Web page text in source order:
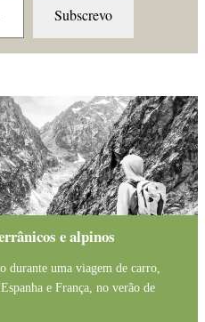
Subscrevo
e alpinos
durante uma viagem de carro,
e França, no verão de